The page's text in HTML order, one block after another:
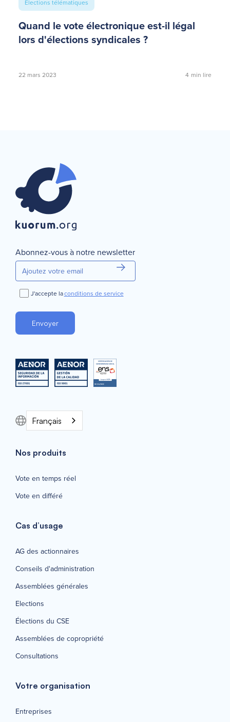
Élections télématiques
Quand le vote électronique est-il légal
lors d'élections syndicales ?
22 mars 2023 4 min lire
Abonnez-vous à notre newsletter
J'accepte laconditions de service
Français
Nos produits
Vote en temps réel
Vote en différé
Cas d’usage
AG des actionnaires
Conseils d'administration
Assemblées générales
Elections
Élections du CSE
Assemblées de copropriété
Consultations
Votre organisation
Entreprises